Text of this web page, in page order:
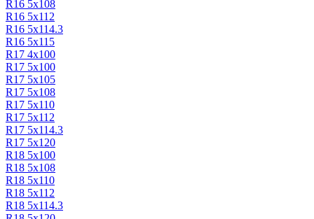
R16 5х108
R16 5х112
R16 5х114.3
R16 5х115
R17 4х100
R17 5х100
R17 5x105
R17 5х108
R17 5х110
R17 5х112
R17 5х114.3
R17 5х120
R18 5х100
R18 5х108
R18 5х110
R18 5х112
R18 5х114.3